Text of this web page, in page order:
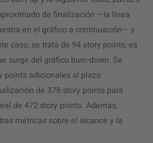
de finalización —la línea
en el gráfico a continuación— y
caso, se trata de 94 story points, es
surge del gráfico burn-down. Se
points adicionales al plazo
de 378 story points para
de 472 story points. Además,
métricas sobre el alcance y la